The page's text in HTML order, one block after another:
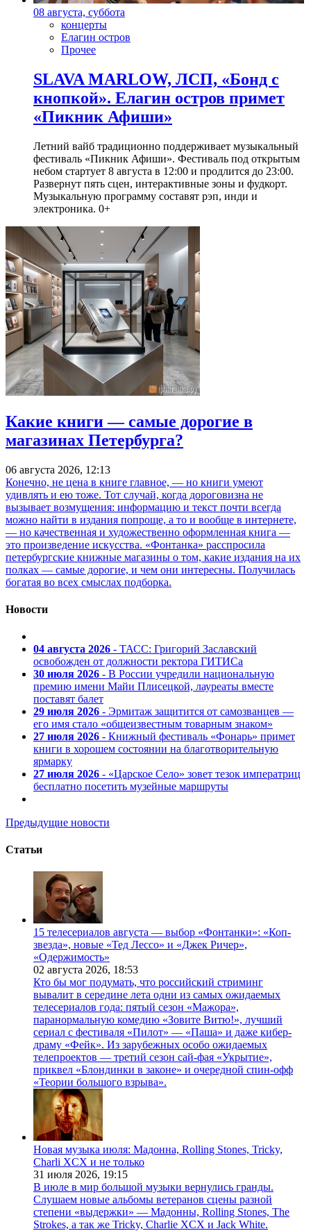
08 августа, суббота
концерты
Елагин остров
Прочее
SLAVA MARLOW, ЛСП, «Бонд с
кнопкой». Елагин остров примет
«Пикник Афиши»
Летний вайб традиционно поддерживает музыкальный
фестиваль «Пикник Афиши». Фестиваль под открытым
небом стартует 8 августа в 12:00 и продлится до 23:00.
Развернут пять сцен, интерактивные зоны и фудкорт.
Музыкальную программу составят рэп, инди и
электроника. 0+
Какие книги — самые дорогие в
магазинах Петербурга?
06 августа 2026, 12:13
Конечно, не цена в книге главное, — но книги умеют
удивлять и ею тоже. Тот случай, когда дороговизна не
вызывает возмущения: информацию и текст почти всегда
можно найти в издания попроще, а то и вообще в интернете,
— но качественная и художественно оформленная книга —
это произведение искусства. «Фонтанка» расспросила
петербургские книжные магазины о том, какие издания на их
полках — самые дорогие, и чем они интересны. Получилась
богатая во всех смыслах подборка.
Новости
04 августа 2026 - ТАСС: Григорий Заславский
освобожден от должности ректора ГИТИСа
30 июля 2026 - В России учредили национальную
премию имени Майи Плисецкой, лауреаты вместе
поставят балет
29 июля 2026 - Эрмитаж защитится от самозванцев —
его имя стало «общеизвестным товарным знаком»
27 июля 2026 - Книжный фестиваль «Фонарь» примет
книги в хорошем состоянии на благотворительную
ярмарку
27 июля 2026 - «Царское Село» зовет тезок императриц
бесплатно посетить музейные маршруты
Предыдущие новости
Статьи
15 телесериалов августа — выбор «Фонтанки»: «Коп-
звезда», новые «Тед Лессо» и «Джек Ричер»,
«Одержимость»
02 августа 2026, 18:53
Кто бы мог подумать, что российский стриминг
вывалит в середине лета одни из самых ожидаемых
телесериалов года: пятый сезон «Мажора»,
паранормальную комедию «Зовите Витю!», лучший
сериал с фестиваля «Пилот» — «Паша» и даже кибер-
драму «Фейк». Из зарубежных особо ожидаемых
телепроектов — третий сезон сай-фая «Укрытие»,
приквел «Блондинки в законе» и очередной спин-офф
«Теории большого взрыва».
Новая музыка июля: Мадонна, Rolling Stones, Tricky,
Charli XCX и не только
31 июля 2026, 19:15
В июле в мир большой музыки вернулись гранды.
Слушаем новые альбомы ветеранов сцены разной
степени «выдержки» — Мадонны, Rolling Stones, The
Strokes, а так же Tricky, Charlie XCX и Jack White.